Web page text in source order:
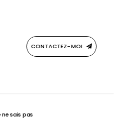
CONTACTEZ-MOI
ne sais pas